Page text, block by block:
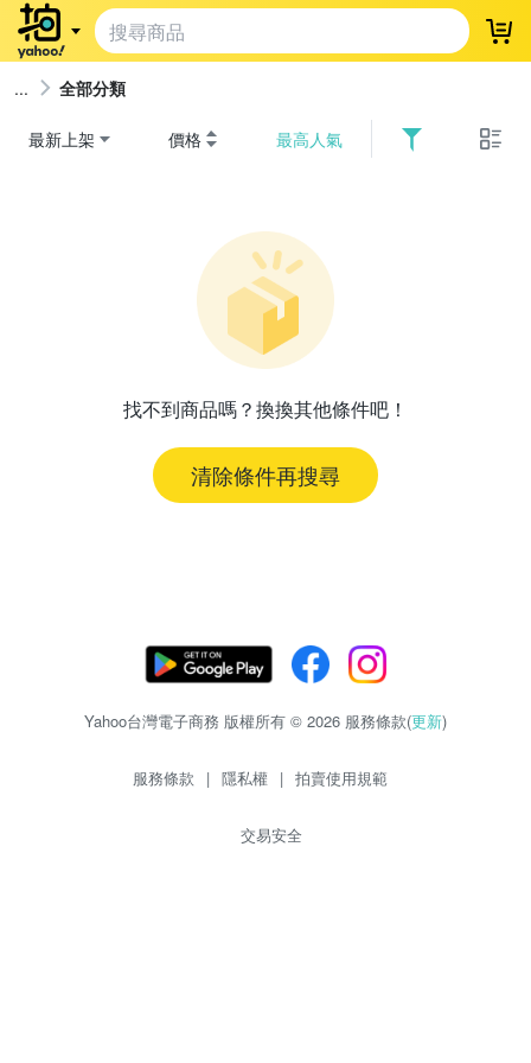
登
全部分類
最新上架 價格 最高人氣
找不到商品嗎？換換其他條件吧！
清除條件再搜尋
Yahoo台灣電子商務 版權所有 © 2026 服務條款(更新)
服務條款 | 隱私權 | 拍賣使用規範
交易安全